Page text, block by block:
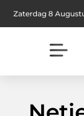
Zaterdag 8